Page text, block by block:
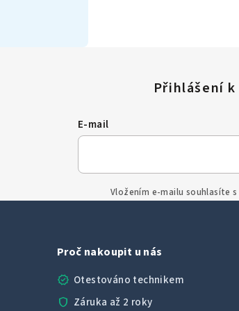
E-mail
Vložením e-mailu souhlasíte s
Proč nakoupit u nás
verified Otestováno technikem
shield Záruka až 2 roky